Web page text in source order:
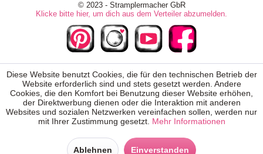
© 2023 - Stramplermacher GbR
Klicke bitte hier, um dich aus dem Verteiler abzumelden.
Diese Website benutzt Cookies, die für den technischen Betrieb der
Website erforderlich sind und stets gesetzt werden. Andere
Cookies, die den Komfort bei Benutzung dieser Website erhöhen,
der Direktwerbung dienen oder die Interaktion mit anderen
Websites und sozialen Netzwerken vereinfachen sollen, werden nur
mit Ihrer Zustimmung gesetzt. Mehr Informationen
Ablehnen Einverstanden